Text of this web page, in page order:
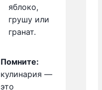
яблоко,
грушу или
гранат.
Помните:
кулинария —
это